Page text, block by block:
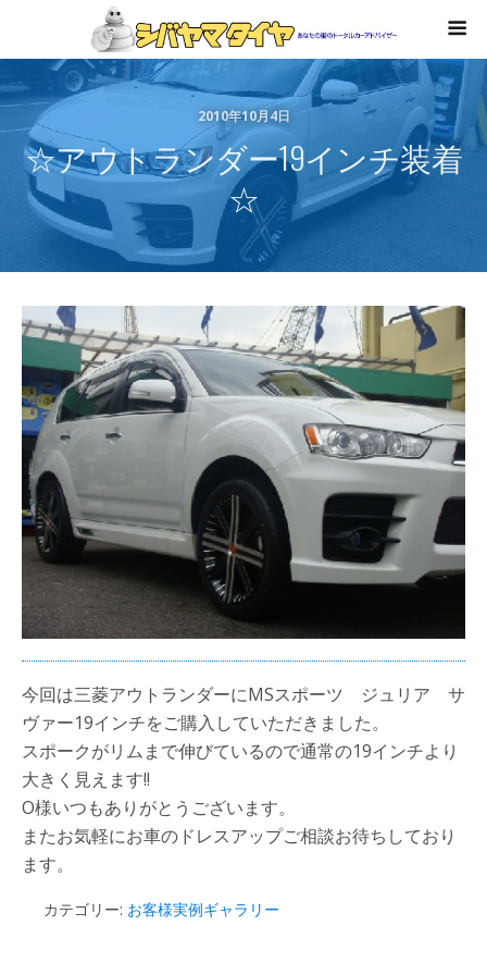
2010年10月4日
☆アウトランダー19インチ装着
☆
今回は三菱アウトランダーにMSスポーツ ジュリア サ
ヴァー19インチをご購入していただきました。
スポークがリムまで伸びているので通常の19インチより
大きく見えます!!
O様いつもありがとうございます。
またお気軽にお車のドレスアップご相談お待ちしており
ます。
カテゴリー: お客様実例ギャラリー